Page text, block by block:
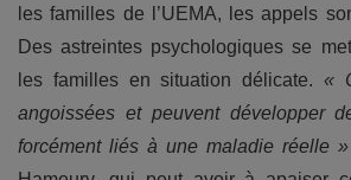
les familles de l’UEMA, les appels
Des astreintes psychologiques se
les familles en situation délicate. «
angoissées et peuvent développer
forcément liés à une maladie réelle »